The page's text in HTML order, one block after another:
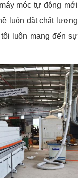
móc tự động mới
luôn đặt chất lượng
luôn mang đến sự